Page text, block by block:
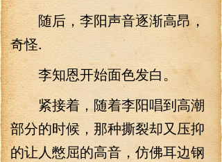
随后，李阳声音逐渐高昂，
奇怪.
李知恩开始面色发白。
紧接着，随着李阳唱到高潮
部分的时候，那种撕裂却又压抑
的让人憋屈的高音，仿佛耳边钢